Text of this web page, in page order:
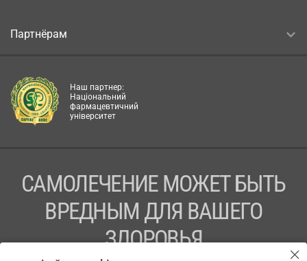
Партнёрам
Наш партнер:
Національний
фармацевтичний
університет
САМОЛЕЧЕНИЕ МОЖЕТ БЫТЬ
ВРЕДНЫМ ДЛЯ ВАШЕГО
ЗДОРОВЬЯ